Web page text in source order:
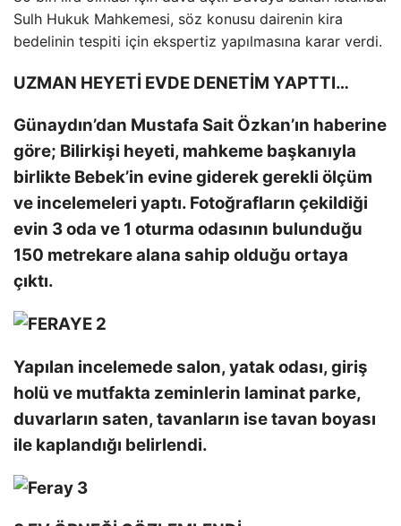
Sulh Hukuk Mahkemesi, söz konusu dairenin kira
bedelinin tespiti için ekspertiz yapılmasına karar verdi.
UZMAN HEYETİ EVDE DENETİM YAPTTI…
Günaydın’dan Mustafa Sait Özkan’ın haberine
göre; Bilirkişi heyeti, mahkeme başkanıyla
birlikte Bebek’in evine giderek gerekli ölçüm
ve incelemeleri yaptı. Fotoğrafların çekildiği
evin 3 oda ve 1 oturma odasının bulunduğu
150 metrekare alana sahip olduğu ortaya
çıktı.
Yapılan incelemede salon, yatak odası, giriş
holü ve mutfakta zeminlerin laminat parke,
duvarların saten, tavanların ise tavan boyası
ile kaplandığı belirlendi.